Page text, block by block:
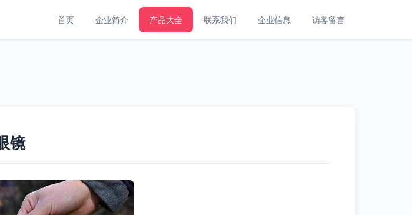
首页 企业简介 产品大全 联系我们 企业信息 访客留言
镜